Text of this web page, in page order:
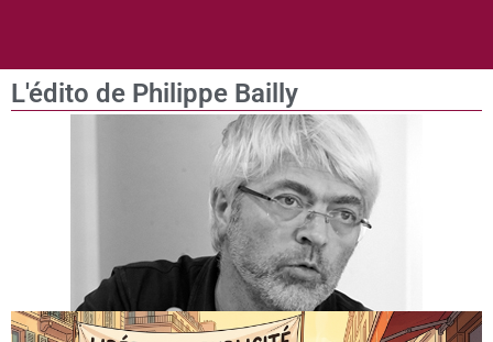
L'édito de Philippe Bailly